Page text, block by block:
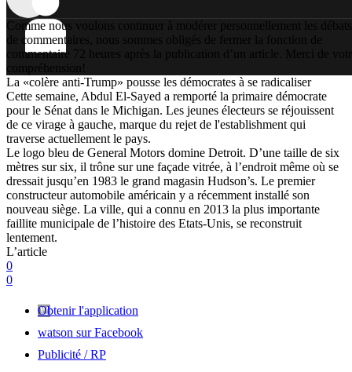
Comme nous voulons continuer à modérer personnellement les débats
de commentaires, nous sommes obligés de fermer la fonction de
commentaire 72 heures après la publication d’un article. Merci de
compréhension!
La «colère anti-Trump» pousse les démocrates à se radicaliser
Cette semaine, Abdul El-Sayed a remporté la primaire démocrate
pour le Sénat dans le Michigan. Les jeunes électeurs se réjouissent
de ce virage à gauche, marque du rejet de l'establishment qui
traverse actuellement le pays.
Le logo bleu de General Motors domine Detroit. D’une taille de six
mètres sur six, il trône sur une façade vitrée, à l’endroit même où se
dressait jusqu’en 1983 le grand magasin Hudson’s. Le premier
constructeur automobile américain y a récemment installé son
nouveau siège. La ville, qui a connu en 2013 la plus importante
faillite municipale de l’histoire des Etats-Unis, se reconstruit
lentement.
L’article
0
0
Obtenir l'application
watson sur Facebook
Publicité / RP